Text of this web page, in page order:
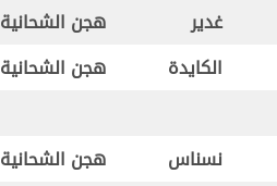
غدير هجن الشحانية
الكايدة هجن الشحانية
نسناس هجن الشحانية